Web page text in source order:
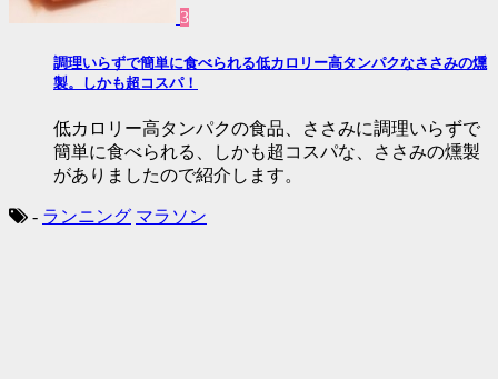
3
調理いらずで簡単に食べられる低カロリー高タンパクなささみの燻
製。しかも超コスパ！
低カロリー高タンパクの食品、ささみに調理いらずで
簡単に食べられる、しかも超コスパな、ささみの燻製
がありましたので紹介します。
- ランニング マラソン